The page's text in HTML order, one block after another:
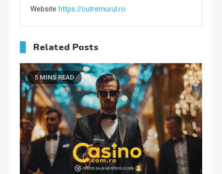
Website https://cutremurul.ro
Related Posts
5 MINS READ